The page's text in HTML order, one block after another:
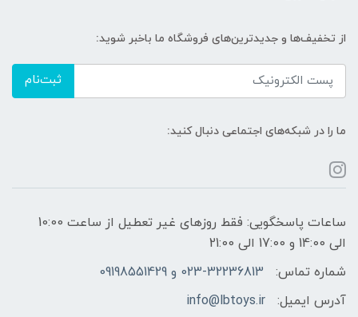
از تخفیف‌ها و جدیدترین‌های فروشگاه ما باخبر شوید:
ثبت‌نام
ما را در شبکه‌های اجتماعی دنبال کنید:
ساعات پاسخگویی: فقط روزهای غیر تعطیل از ساعت 10:00
الی 14:00 و 17:00 الی 21:00
شماره تماس:
023-32236813 و 09198551429
آدرس ایمیل:
info@lbtoys.ir